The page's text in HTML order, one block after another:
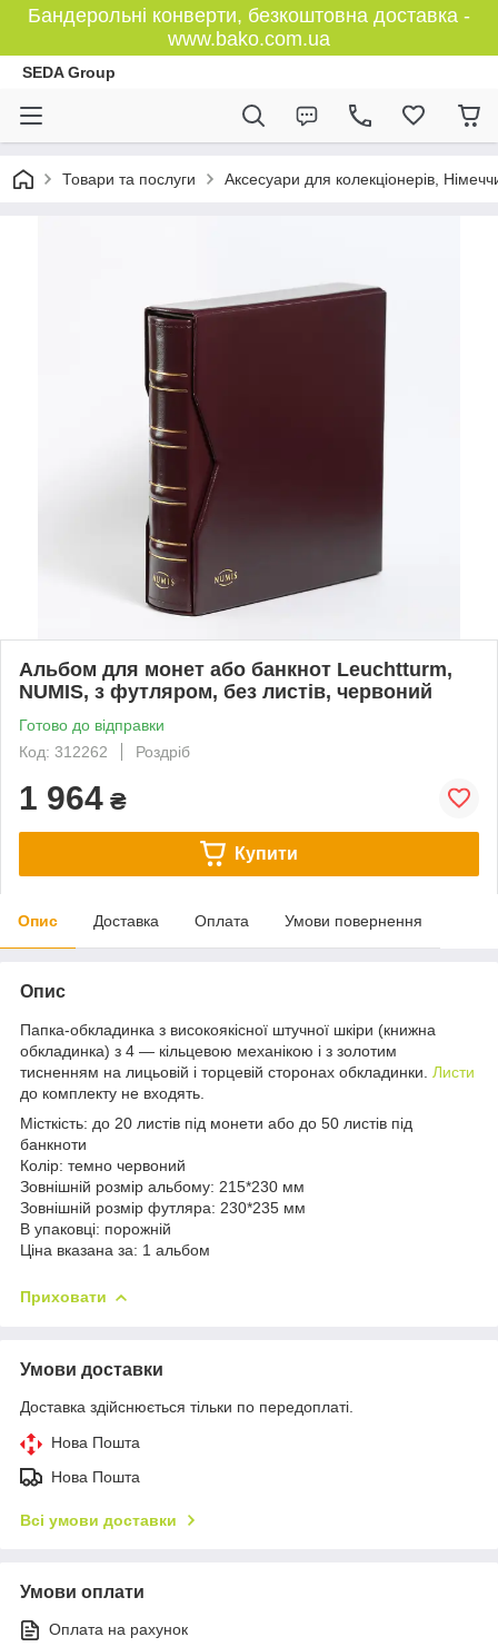
Бандерольні конверти, безкоштовна доставка -
www.bako.com.ua
SEDA Group
Товари та послуги Аксесуари для колекціонерів,
Альбом для монет або банкнот Leuchtturm,
NUMIS, з футляром, без листів, червоний
Готово до відправки
Код: 312262
Роздріб
1 964 ₴
Купити
Опис Доставка Оплата Умови повернення
Опис
Папка-обкладинка з високоякісної штучної шкіри (книжна
обкладинка) з 4 — кільцевою механікою і з золотим
тисненням на лицьовій і торцевій сторонах обкладинки. Листи
до комплекту не входять.
Місткість: до 20 листів під монети або до 50 листів під
банкноти
Колір: темно червоний
Зовнішній розмір альбому: 215*230 мм
Зовнішній розмір футляра: 230*235 мм
В упаковці: порожній
Ціна вказана за: 1 альбом
Приховати
Умови доставки
Доставка здійснюється тільки по передоплаті.
Нова Пошта
Нова Пошта
Всі умови доставки
Умови оплати
Оплата на рахунок